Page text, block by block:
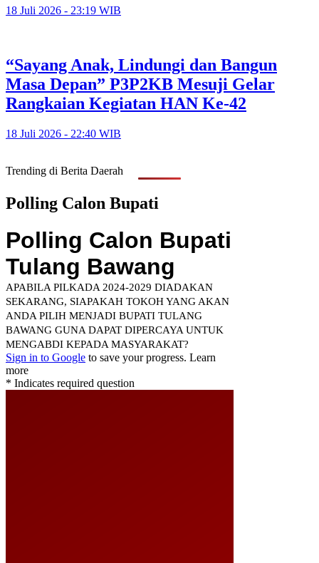
18 Juli 2026 - 23:19 WIB
“Sayang Anak, Lindungi dan Bangun
Masa Depan” P3P2KB Mesuji Gelar
Rangkaian Kegiatan HAN Ke-42
18 Juli 2026 - 22:40 WIB
Trending di Berita Daerah
Polling Calon Bupati